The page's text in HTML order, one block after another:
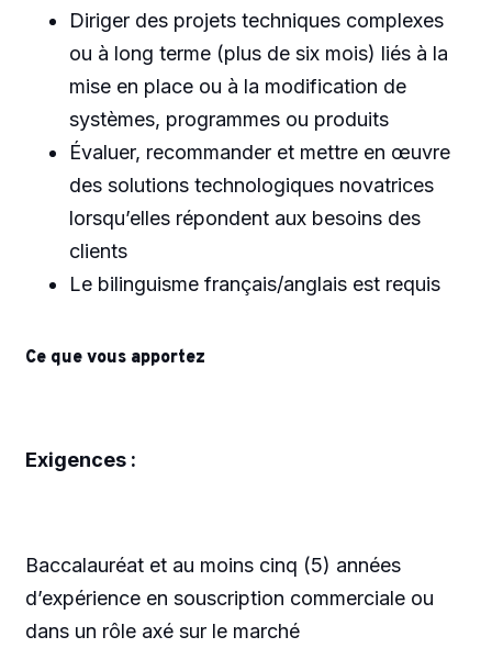
Diriger des projets techniques complexes
ou à long terme (plus de six mois) liés à la
mise en place ou à la modification de
systèmes, programmes ou produits
Évaluer, recommander et mettre en œuvre
des solutions technologiques novatrices
lorsqu’elles répondent aux besoins des
clients
Le bilinguisme français/anglais est requis
Ce que vous apportez
Exigences :
Baccalauréat et au moins cinq (5) années
d’expérience en souscription commerciale ou
dans un rôle axé sur le marché